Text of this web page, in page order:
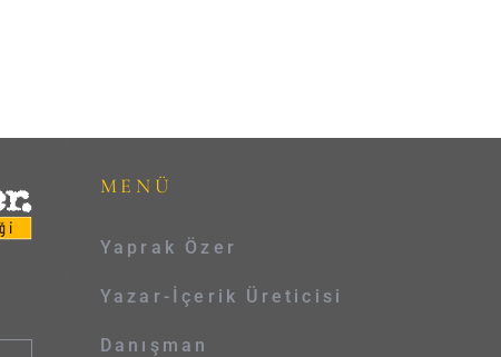
MENÜ
Yaprak Özer
Yazar-İçerik Üreticisi
Danışman